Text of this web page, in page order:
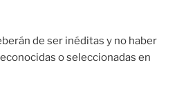
de ser inéditas y no haber
o seleccionadas en